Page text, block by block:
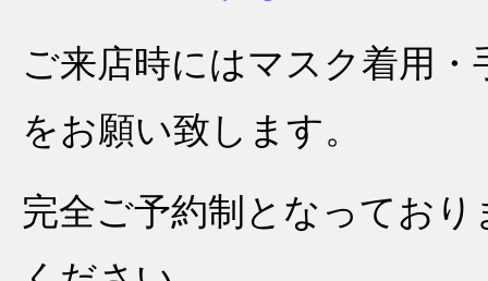
ご来店時にはマスク着用
をお願い致します。
完全ご予約制となってお